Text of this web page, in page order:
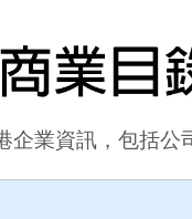
企業資訊，包括公